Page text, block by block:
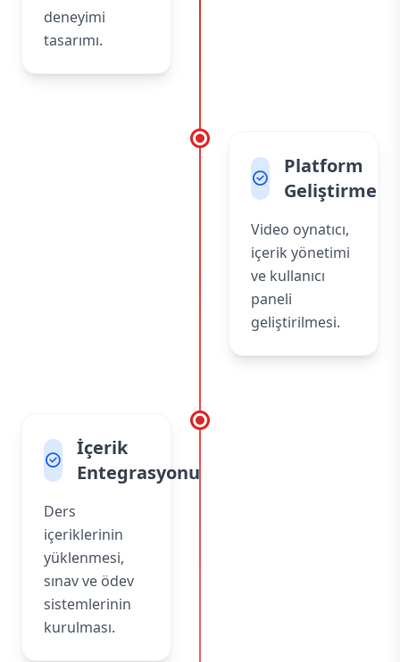
deneyimi
tasarımı.
Platform
Geliştirme
Video oynatıcı,
içerik yönetimi
ve kullanıcı
paneli
geliştirilmesi.
İçerik
Entegrasyonu
Ders
içeriklerinin
yüklenmesi,
sınav ve ödev
sistemlerinin
kurulması.